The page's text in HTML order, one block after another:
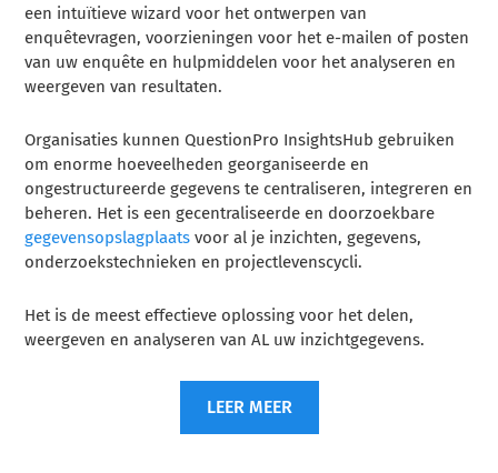
een intuïtieve wizard voor het ontwerpen van
enquêtevragen, voorzieningen voor het e-mailen of posten
van uw enquête en hulpmiddelen voor het analyseren en
weergeven van resultaten.
Organisaties kunnen QuestionPro InsightsHub gebruiken
om enorme hoeveelheden georganiseerde en
ongestructureerde gegevens te centraliseren, integreren en
beheren. Het is een gecentraliseerde en doorzoekbare
gegevensopslagplaats voor al je inzichten, gegevens,
onderzoekstechnieken en projectlevenscycli.
Het is de meest effectieve oplossing voor het delen,
weergeven en analyseren van AL uw inzichtgegevens.
LEER MEER